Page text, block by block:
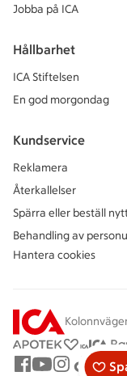
Jobba på ICA
Hållbarhet
ICA Stiftelsen
En god morgondag
Kundservice
Reklamera
Återkallelser
Spärra eller beställ
Behandling av
Hantera cookies